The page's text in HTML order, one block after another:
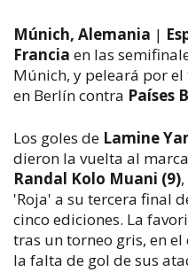
Múnich, Alemania |
Francia en las
Múnich, y peleará por
en Berlín contra Países
Los goles de Lamine
dieron la vuelta al
Randal Kolo Muani (9)
'Roja' a su tercera final
cinco ediciones. La
tras un torneo gris, en
la falta de gol de sus